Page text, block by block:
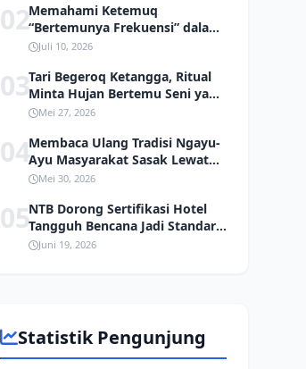
02Memahami Ketemuq
“Bertemunya Frekuensi” dalam
Tradisi Sasak
Juli 10, 2026
03Tari Begeroq Ketangga, Ritual
Minta Hujan Bertemu Seni yang
Hampir Punah
Mei 27, 2026
04Membaca Ulang Tradisi Ngayu-
Ayu Masyarakat Sasak Lewat
Kacamata Ekologi
Mei 30, 2026
05NTB Dorong Sertifikasi Hotel
Tangguh Bencana Jadi Standar
Pariwisata, Pergub Ditargetkan
Juni 19, 2026
Statistik Pengunjung